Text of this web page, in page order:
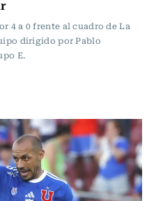
4 a 0 frente al cuadro de La
dirigido por Pablo
E.